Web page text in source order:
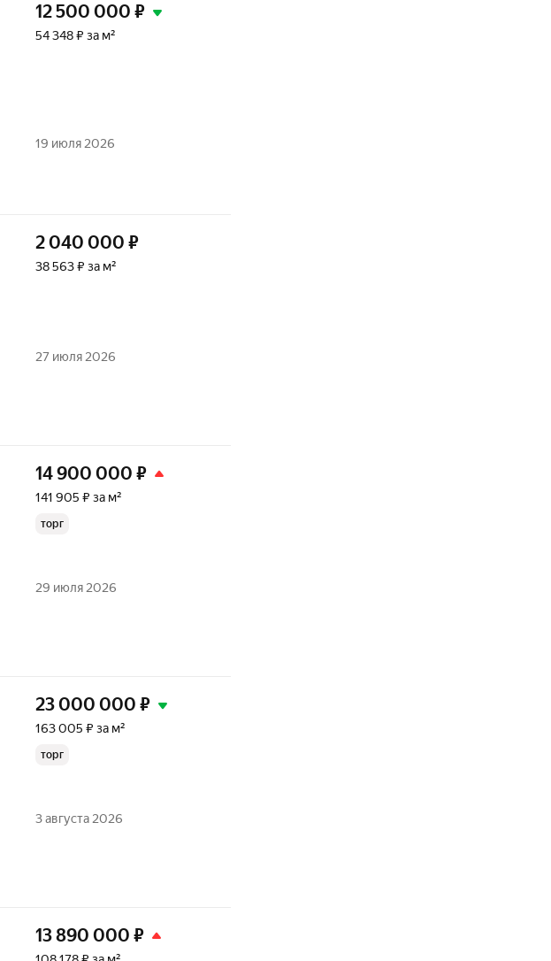
12 500 000 ₽
54 348 ₽ за м²
19 июля 2026
2 040 000 ₽
38 563 ₽ за м²
27 июля 2026
14 900 000 ₽
141 905 ₽ за м²
торг
29 июля 2026
23 000 000 ₽
163 005 ₽ за м²
торг
3 августа 2026
13 890 000 ₽